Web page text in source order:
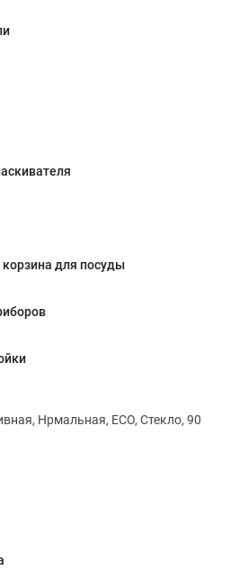
для посуды
Нрмальная, ECO, Стекло, 90